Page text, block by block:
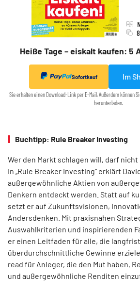
Heiße Tage – eiskalt kaufen: 5
Sofortkauf Im
Sie erhalten einen Download-Link per E-Mail. Außerdem können
herunterladen.
Buchtipp: Rule Breaker Investing
Wer den Markt schlagen will, darf nicht
In „Rule Breaker Investing“ erklärt
außergewöhnliche Aktien von
Denkern entdeckt werden. Statt auf
setzt er auf Zukunftsvisionen,
Andersdenken. Mit praxisnahen
Auswahlkriterien und inspirierenden
er einen Leit­faden für alle, die
überdurchschnittliche Gewinne
read für Anleger, die den Mut haben,
und außergewöhnliche Renditen